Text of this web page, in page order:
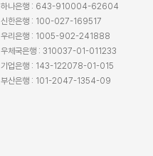
하나은행 : 643-910004-62604
신한은행 : 100-027-169517
우리은행 : 1005-902-241888
우체국은행 : 310037-01-011233
기업은행 : 143-122078-01-015
부산은행 : 101-2047-1354-09